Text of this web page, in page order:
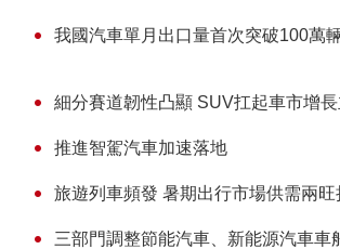
我國汽車單月出口量首次突破100萬
細分賽道韌性凸顯 SUV扛起車市增
推進智駕汽車加速落地
旅遊列車頻發 暑期出行市場供需兩旺
三部門調整節能汽車、新能源汽車車